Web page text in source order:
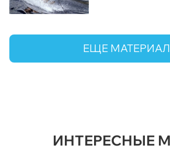
ЕЩЕ
ИНТЕРЕСНЫЕ